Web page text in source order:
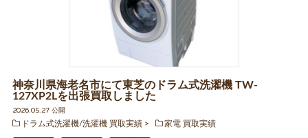
神奈川県海老名市にて東芝のドラム式洗濯機 TW-
127XP2Lを出張買取しました
2026.05.27 公開
ドラム式洗濯機/洗濯機 買取実績
家電 買取実績